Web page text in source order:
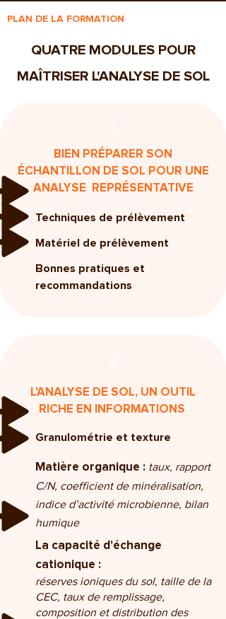
PLAN DE LA FORMATION
QUATRE MODULES POUR
MAÎTRISER L'ANALYSE DE SOL
BIEN PRÉPARER SON
ÉCHANTILLON DE SOL POUR UNE
ANALYSE REPRÉSENTATIVE
Techniques de prélèvement
Matériel de prélèvement
Bonnes pratiques et
recommandations
L'ANALYSE DE SOL, UN OUTIL
RICHE EN INFORMATIONS
Granulométrie et texture
Matière organique : taux, rapport
C/N, coefficient de minéralisation,
indice d’activité microbienne, bilan
humique
La capacité d’échange
cationique :
réserves ioniques du sol, taille de la
CEC, taux de remplissage,
composition et distribution des